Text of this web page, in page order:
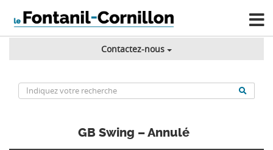
Contactez-nous
GB Swing – Annulé